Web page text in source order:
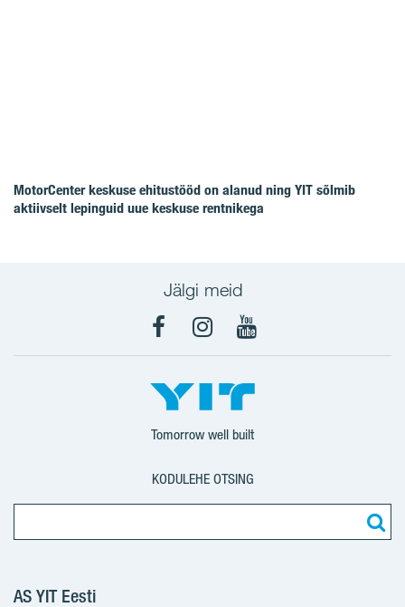
MotorCenter keskuse ehitustööd on alanud ning YIT sõlmib
aktiivselt lepinguid uue keskuse rentnikega
Jälgi meid
FacebookInstagram
YouTube
Tomorrow well built
KODULEHE OTSING
AS YIT Eesti